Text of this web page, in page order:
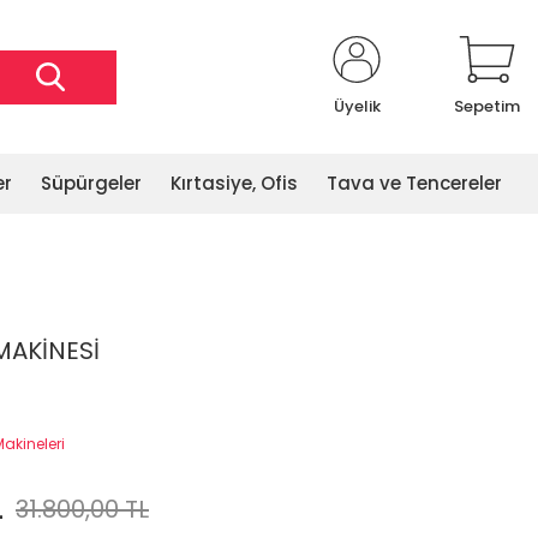
Üyelik Sepetim
Süpürgeler Kırtasiye, Ofis Tava ve Tencereler
31.800,00 TL